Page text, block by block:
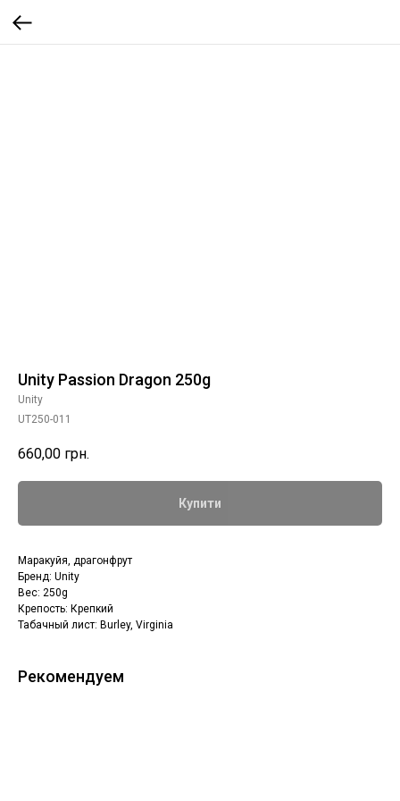
Unity Passion Dragon 250g
Unity
UT250-011
660,00 грн.
Купити
Маракуйя, драгонфрут
Бренд: Unity
Вес: 250g
Крепость: Крепкий
Табачный лист: Burley, Virginia
Рекомендуем